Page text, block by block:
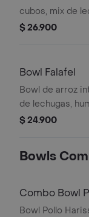
cubos, mix de
garbanzos, dip
$ 26.900
Bowl Falafel
Bowl de arroz
de lechugas,
pepino
$ 24.900
Bowls
Combo Bowl
Bowl Pollo